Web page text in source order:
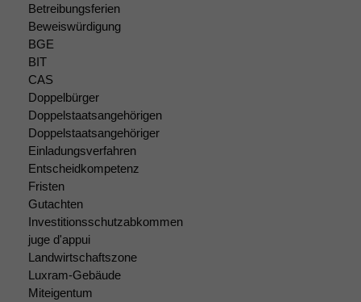
Betreibungsferien
Beweiswürdigung
BGE
BIT
CAS
Doppelbürger
Doppelstaatsangehörigen
Doppelstaatsangehöriger
Einladungsverfahren
Entscheidkompetenz
Fristen
Gutachten
Investitionsschutzabkommen
juge d'appui
Landwirtschaftszone
Luxram-Gebäude
Miteigentum